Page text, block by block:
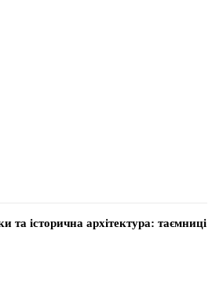
та історична архітектура: таємниці